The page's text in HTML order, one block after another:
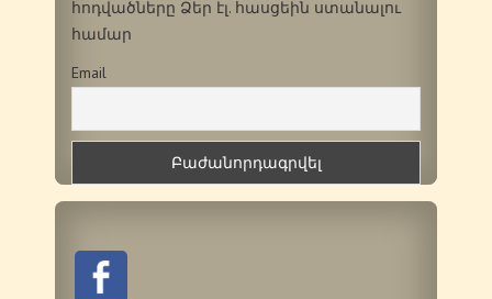
հոդվածները Ձեր էլ. հասցեին ստանալու
համար
Email